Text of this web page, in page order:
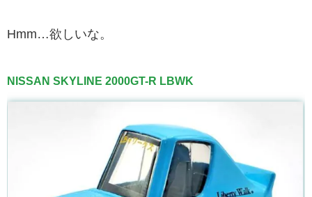
Hmm…欲しいな。
NISSAN SKYLINE 2000GT-R LBWK